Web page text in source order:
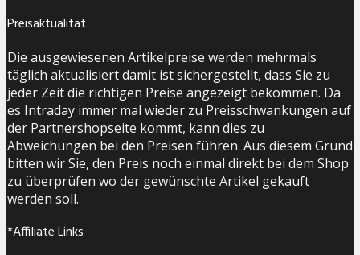
Preisaktualität
Die ausgewiesenen Artikelpreise werden mehrmals
täglich aktualisiert damit ist sichergestellt, dass Sie zu
jeder Zeit die richtigen Preise angezeigt bekommen. Da
es Intraday immer mal wieder zu Preisschwankungen auf
der Partnershopseite kommt, kann dies zu
Abweichungen bei den Preisen führen. Aus diesem Grund
bitten wir Sie, den Preis noch einmal direkt bei dem Shop
zu überprüfen wo der gewünschte Artikel gekauft
werden soll.
*Affiliate Links